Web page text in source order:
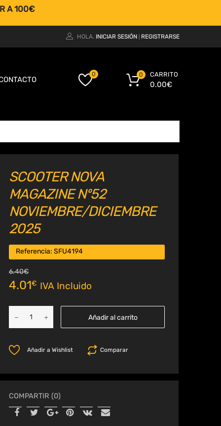
A 100€
HOLA. INICIAR SESIÓN REGISTRARSE
0 CARRITO
0.00€
0
SCOOTER NOVA
MAGAZINE Nº52
NOVIEMBRE/DICIEMBRE
2025
Referencia: SFU4194
6.40€
4.01€ IVA Incluido
Añadir al carrito
Comparar
Añadir a Wishlist
COMPARTIR (0)